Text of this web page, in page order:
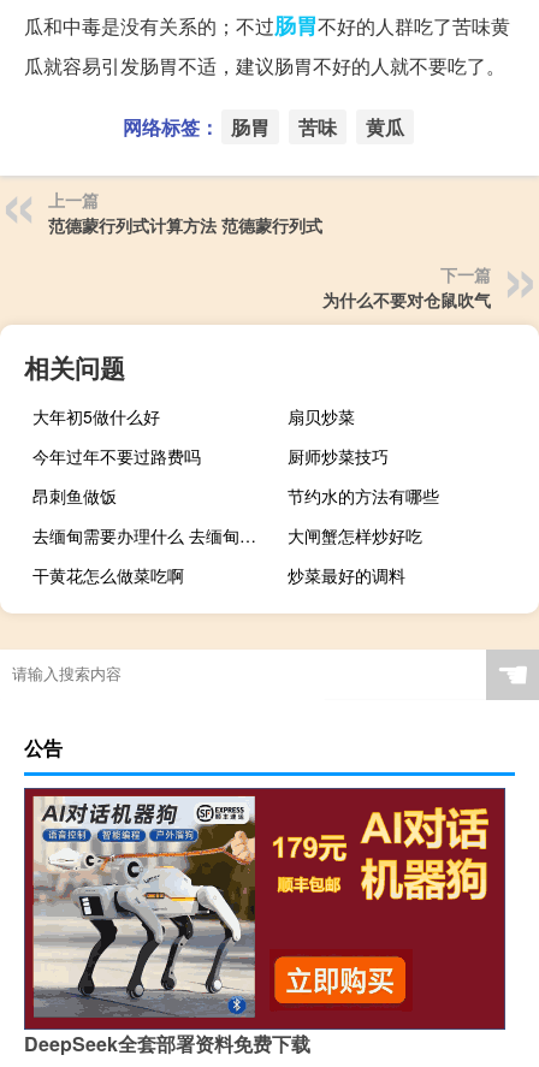
瓜和中毒是没有关系的；不过肠胃不好的人群吃了苦味黄
瓜就容易引发肠胃不适，建议肠胃不好的人就不要吃了。
网络标签： 肠胃 苦味 黄瓜
上一篇
范德蒙行列式计算方法 范德蒙行列式
下一篇
为什么不要对仓鼠吹气
相关问题
大年初5做什么好
扇贝炒菜
今年过年不要过路费吗
厨师炒菜技巧
昂刺鱼做饭
节约水的方法有哪些
去缅甸需要办理什么 去缅甸需要办理什么手续
大闸蟹怎样炒好吃
干黄花怎么做菜吃啊
炒菜最好的调料
☚
公告
DeepSeek全套部署资料免费下载